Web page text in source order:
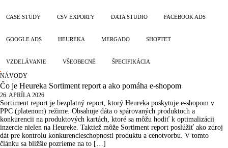
CASE STUDY CSV EXPORTY DATA STUDIO FACEBOOK ADS
GOOGLE ADS HEUREKA MERGADO SHOPTET
VZDELÁVANIE VŠEOBECNÉ ŠPECIFIKÁCIA
NÁVODY
Čo je Heureka Sortiment report a ako pomáha e-shopom
26. APRÍLA 2026
Sortiment report je bezplatný report, ktorý Heureka poskytuje e-shopom v
PPC (platenom) režime. Obsahuje dáta o spárovaných produktoch a
konkurencii na produktových kartách, ktoré sa môžu hodiť k optimalizácii
inzercie nielen na Heureke. Taktiež môže Sortiment report poslúžiť ako zdroj
dát pre kontrolu konkurencieschopnosti produktu a cenotvorbu. V tomto
článku sa bližšie pozrieme na to […]